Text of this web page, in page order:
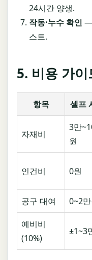
24시간 양생.
작동·누수 확인 —
스트.
5. 비용 가
항목 셀프
자재비
3만
원
인건비 0원
공구 대여 0~2
예비비
(10%)
±1~3